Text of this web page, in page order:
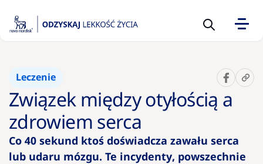
10 pytań
na temat
otyłości,
warto
zadać
Leczenie
Związek między otyłością a
zdrowiem serca
Co 40 sekund ktoś doświadcza zawału serca
lub udaru mózgu. Te incydenty, powszechnie